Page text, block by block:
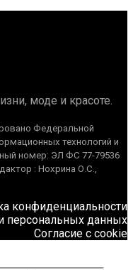
моде и красоте.
Федеральной
технологий и
номер: ЭЛ ФС 77-79536
: Нохрина О.С.,
конфиденциальности
персональных данных
Согласие с cookie